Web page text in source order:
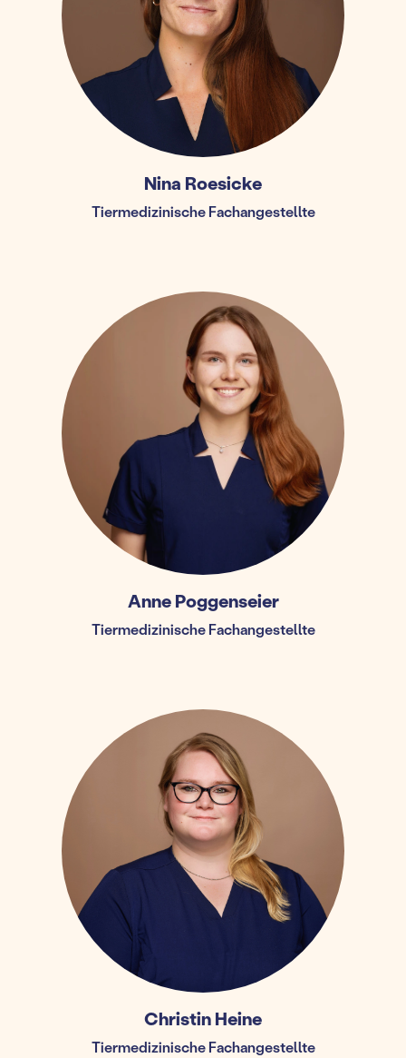
Nina Roesicke
Tiermedizinische Fachangestellte
Anne Poggenseier
Tiermedizinische Fachangestellte
Christin Heine
Tiermedizinische Fachangestellte